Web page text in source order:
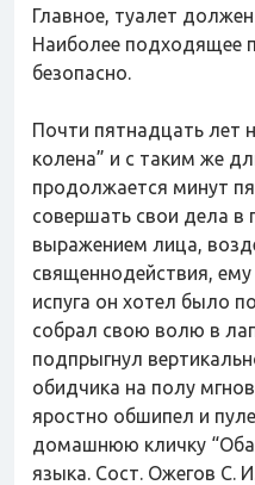
Главное, туалет
Наиболее подходящее
безопасно.
Почти пятнадцать лет
колена” и с таким же
продолжается минут
совершать свои дела в
выражением лица,
священнодействия,
испуга он хотел было
собрал свою волю в
подпрыгнул
обидчика на полу
яростно обшипел и
домашнюю кличку
языка. Сост. Ожегов С.